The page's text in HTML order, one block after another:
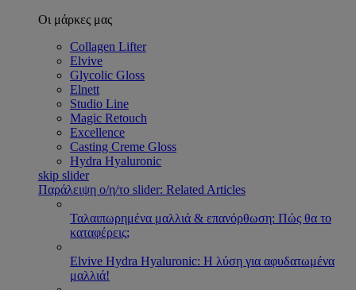
Οι μάρκες μας
Collagen Lifter
Elvive
Glycolic Gloss
Elnett
Studio Line
Magic Retouch
Excellence
Casting Creme Gloss
Hydra Hyaluronic
skip slider
Παράλειψη ο/η/το slider: Related Articles
Ταλαιπωρημένα μαλλιά & επανόρθωση: Πώς θα το
καταφέρεις;
Εlvive Hydra Hyaluronic: H λύση για αφυδατωμένα
μαλλιά!